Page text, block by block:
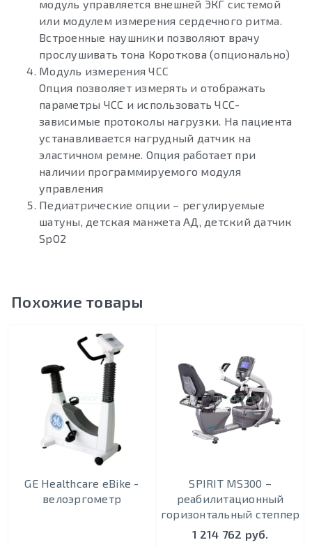
модуль управляется внешней ЭКГ системой
или модулем измерения сердечного ритма.
Встроенные наушники позволяют врачу
прослушивать тона Короткова (опционально)
Модуль измерения ЧСС
Опция позволяет измерять и отображать
параметры ЧСС и использовать ЧСС-
зависимые протоколы нагрузки. На пациента
устанавливается нагрудный датчик на
эластичном ремне. Опция работает при
наличии программируемого модуля
управления
Педиатрические опции – регулируемые
шатуны, детская манжета АД, детский датчик
SpO2
Похожие товары
GE Healthcare eBike -
велоэргометр
SPIRIT MS300 –
реабилитационный
горизонтальный степпер
1 214 762 руб.